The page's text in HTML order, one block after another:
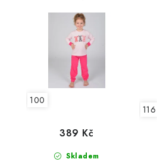
100
Skladem
389 Kč
116